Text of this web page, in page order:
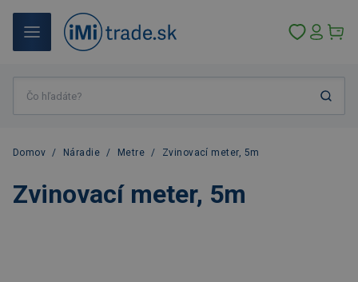
Domov / Náradie / Metre / Zvinovací meter, 5m
Zvinovací meter, 5m